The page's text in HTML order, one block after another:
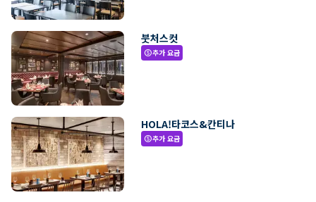
붓처스컷
paid추가 요금
HOLA!타코스&칸티나
paid추가 요금